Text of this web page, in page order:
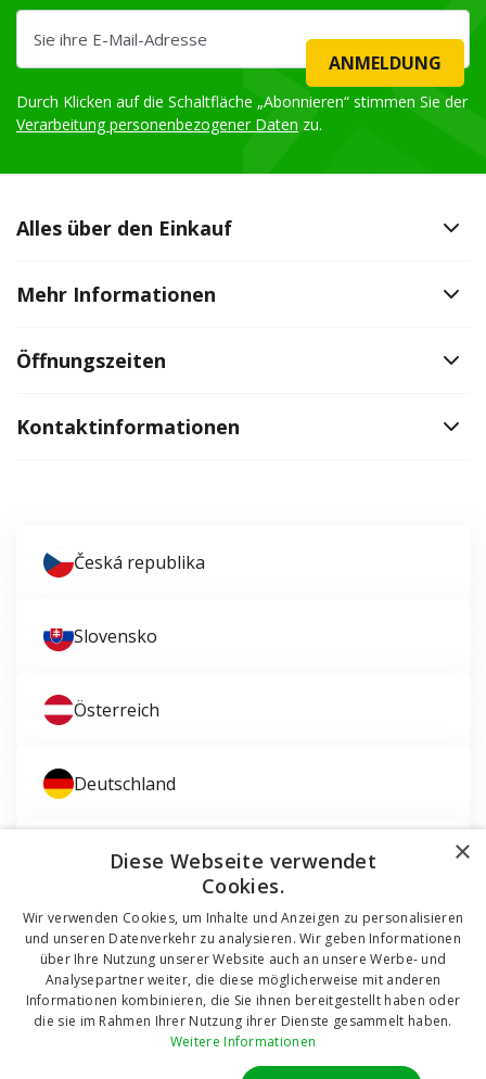
ANMELDUNG
Durch Klicken auf die Schaltfläche „Abonnieren“ stimmen Sie der
Verarbeitung personenbezogener Daten zu.
Alles über den Einkauf
Mehr Informationen
Öffnungszeiten
Kontaktinformationen
Česká republika
Slovensko
Österreich
Deutschland
Magyarország
© 2011 - 2026 TT HOLDING, a.s. Seit 12 Jahren helfen wir
×
Diese Webseite verwendet
Cookies.
Wir verwenden Cookies, um Inhalte und Anzeigen zu personalisieren
und unseren Datenverkehr zu analysieren. Wir geben Informationen
über Ihre Nutzung unserer Website auch an unsere Werbe- und
Analysepartner weiter, die diese möglicherweise mit anderen
Informationen kombinieren, die Sie ihnen bereitgestellt haben oder
die sie im Rahmen Ihrer Nutzung ihrer Dienste gesammelt haben.
Weitere Informationen